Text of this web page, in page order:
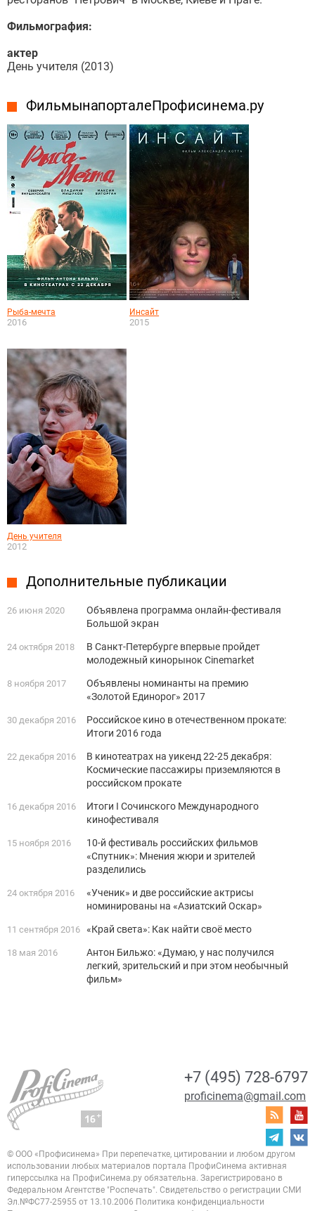
Фильмография:
актер
День учителя (2013)
Фильмы на портале Профисинема.ру
Рыба-мечта
2016
Инсайт
2015
День учителя
2012
Дополнительные публикации
26 июня 2020
Объявлена программа онлайн-фестиваля
Большой экран
24 октября 2018
В Санкт-Петербурге впервые пройдет
молодежный кинорынок Cinemarket
8 ноября 2017
Объявлены номинанты на премию
«Золотой Единорог» 2017
30 декабря 2016
Российское кино в отечественном прокате:
Итоги 2016 года
22 декабря 2016
В кинотеатрах на уикенд 22-25 декабря:
Космические пассажиры приземляются в
российском прокате
16 декабря 2016
Итоги I Сочинского Международного
кинофестиваля
15 ноября 2016
10-й фестиваль российских фильмов
«Спутник»: Мнения жюри и зрителей
разделились
24 октября 2016
«Ученик» и две российские актрисы
номинированы на «Азиатский Оскар»
11 сентября 2016 «Край света»: Как найти своё место
18 мая 2016
Антон Бильжо: «Думаю, у нас получился
легкий, зрительский и при этом необычный
фильм»
+7 (495) 728-6797
proficinema@gmail.com
© ООО «Профисинема» При перепечатке, цитировании и любом другом
использовании любых материалов портала ПрофиСинема активная
гиперссылка на ПрофиСинема.ру обязательна. Зарегистрировано в
Федеральном Агентстве "Роспечать". Свидетельство о регистрации СМИ
Эл.№ФС77-25955 от 13.10.2006 Политика конфиденциальности